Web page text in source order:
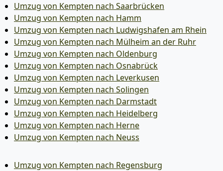
Umzug von Kempten nach Saarbrücken
Umzug von Kempten nach Hamm
Umzug von Kempten nach Ludwigshafen am Rhein
Umzug von Kempten nach Mülheim an der Ruhr
Umzug von Kempten nach Oldenburg
Umzug von Kempten nach Osnabrück
Umzug von Kempten nach Leverkusen
Umzug von Kempten nach Solingen
Umzug von Kempten nach Darmstadt
Umzug von Kempten nach Heidelberg
Umzug von Kempten nach Herne
Umzug von Kempten nach Neuss
Umzug von Kempten nach Regensburg